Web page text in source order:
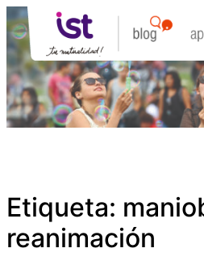
Saltar
al
contenido
Etiqueta:
reanimación